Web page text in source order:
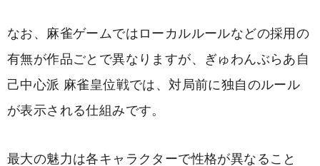
なお、麻雀ゲームではローカルルールなどの採用の
有無が作品ごとで異なりますが、ぎゅわんぶらあ自
己中心派 麻雀皇位戦では、対局前に独自のルール
が表示される仕組みです。
最大の魅力は各キャラクターで性格が異なること